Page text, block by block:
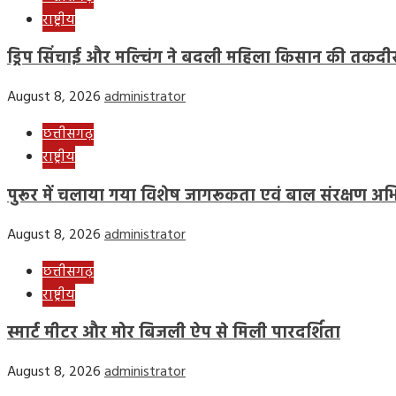
राष्ट्रीय
ड्रिप सिंचाई और मल्चिंग ने बदली महिला किसान की
August 8, 2026administrator
छत्तीसगढ़
राष्ट्रीय
पुरूर में चलाया गया विशेष जागरूकता एवं बाल संरक्षण
August 8, 2026administrator
छत्तीसगढ़
राष्ट्रीय
स्मार्ट मीटर और मोर बिजली ऐप से मिली पारदर्शिता
August 8, 2026administrator